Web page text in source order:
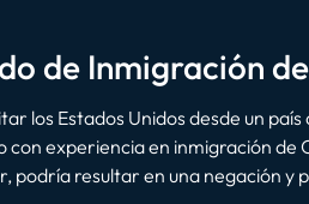
de Inmigración
los Estados Unidos desde un
con experiencia en inmigración
podría resultar en una negación y